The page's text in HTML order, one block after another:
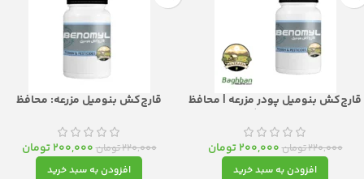
قارچ‌کش بنومیل پودر مزرعه | محافظ
درون‌گیاهی
220,000تومان200,000 تومان
افزودن به سبد خرید
قارچ‌کش بنومیل مزرعه: محافظ
شما
220,000تومان200,000 تومان
افزودن به سبد خرید